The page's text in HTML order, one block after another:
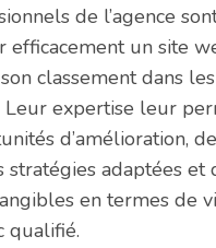
de l’agence
efficacement un site
classement dans
Leur expertise leur
d’amélioration,
adaptées et
en termes de
qualifié.